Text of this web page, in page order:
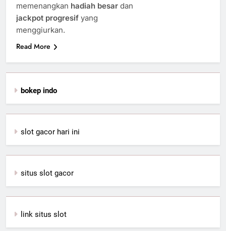
memenangkan hadiah besar dan
jackpot progresif yang
menggiurkan.
Read More
bokep indo
slot gacor hari ini
situs slot gacor
link situs slot